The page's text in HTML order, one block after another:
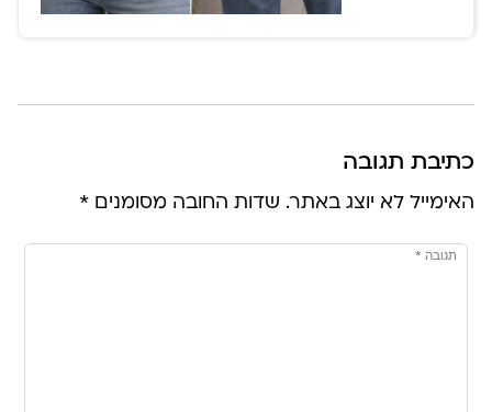
כתיבת תגובה
האימייל לא יוצג באתר. שדות החובה מסומנים *
תגובה *